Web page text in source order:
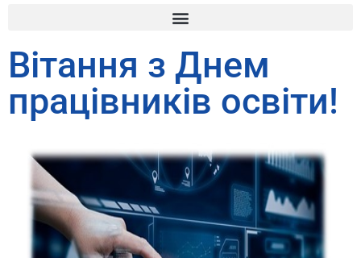
Вітання з Днем
працівників освіти!